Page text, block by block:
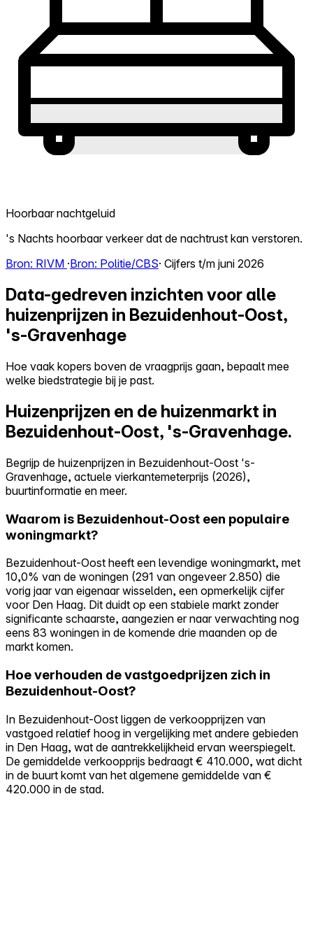
Hoorbaar nachtgeluid
's Nachts hoorbaar verkeer dat de nachtrust kan verstoren.
Bron: RIVM ·Bron: Politie/CBS· Cijfers t/m juni 2026
Data-gedreven inzichten voor alle
huizenprijzen in Bezuidenhout-Oost,
's-Gravenhage
Hoe vaak kopers boven de vraagprijs gaan, bepaalt mee
welke biedstrategie bij je past.
Huizenprijzen en de huizenmarkt in
Bezuidenhout-Oost, 's-Gravenhage.
Begrijp de huizenprijzen in Bezuidenhout-Oost 's-
Gravenhage, actuele vierkantemeterprijs (2026),
buurtinformatie en meer.
Waarom is Bezuidenhout-Oost een populaire
woningmarkt?
Bezuidenhout-Oost heeft een levendige woningmarkt, met
10,0% van de woningen (291 van ongeveer 2.850) die
vorig jaar van eigenaar wisselden, een opmerkelijk cijfer
voor Den Haag. Dit duidt op een stabiele markt zonder
significante schaarste, aangezien er naar verwachting nog
eens 83 woningen in de komende drie maanden op de
markt komen.
Hoe verhouden de vastgoedprijzen zich in
Bezuidenhout-Oost?
In Bezuidenhout-Oost liggen de verkoopprijzen van
vastgoed relatief hoog in vergelijking met andere gebieden
in Den Haag, wat de aantrekkelijkheid ervan weerspiegelt.
De gemiddelde verkoopprijs bedraagt € 410.000, wat dicht
in de buurt komt van het algemene gemiddelde van €
420.000 in de stad.